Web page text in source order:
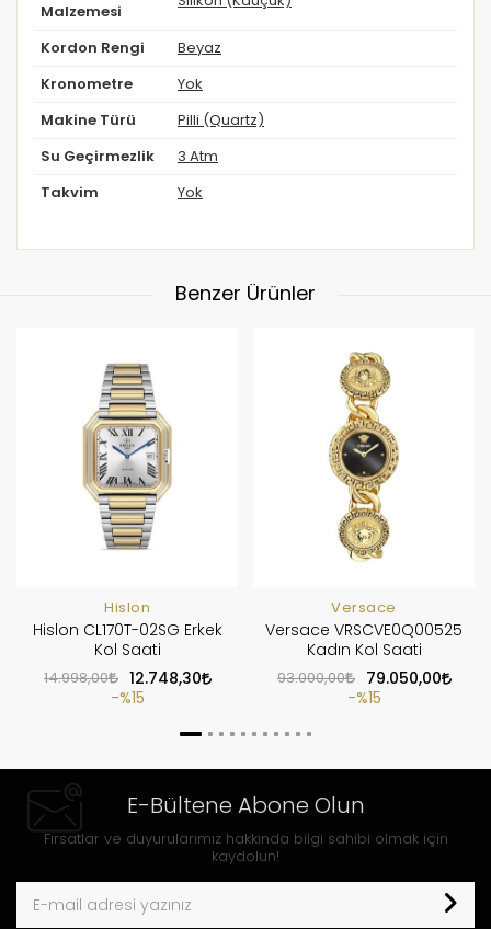
Malzemesi
Kordon Rengi Beyaz
Kronometre Yok
Makine Türü Pilli (Quartz)
Su Geçirmezlik 3 Atm
Takvim Yok
Benzer Ürünler
Hislon
Hislon CL170T-02SG Erkek
Kol Saati
14.998,00
12.748,30
%15
Versace
Versace VRSCVE0Q00525
Kadın Kol Saati
93.000,00
79.050,00
%15
E-Bültene Abone Olun
Fırsatlar ve duyurularımız hakkında bilgi sahibi olmak için
kaydolun!